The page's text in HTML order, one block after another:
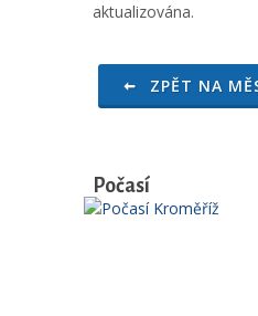
aktualizována.
ZPĚT NA
Počasí